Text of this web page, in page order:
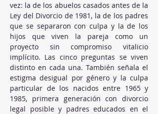
vez: la de los abuelos casados antes de la
Ley del Divorcio de 1981, la de los padres
que se separaron con culpa y la de los
hijos que viven la pareja como un
proyecto sin compromiso vitalicio
implícito. Las cinco preguntas se viven
distinto en cada una. También señala el
estigma desigual por género y la culpa
particular de los nacidos entre 1965 y
1985, primera generación con divorcio
legal posible y padres educados en el